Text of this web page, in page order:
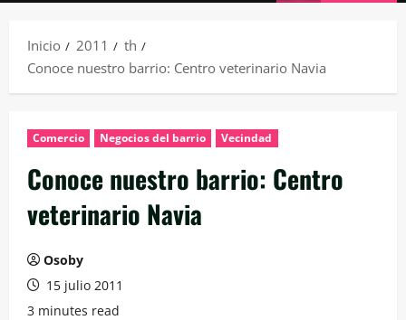
Inicio 2011
th
Conoce nuestro barrio: Centro veterinario Navia
Comercio Negocios del barrio Vecindad
Conoce nuestro barrio: Centro
veterinario Navia
Osoby
15 julio 2011
3 minutes read